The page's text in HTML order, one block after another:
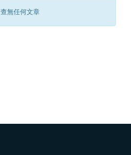
查無任何文章